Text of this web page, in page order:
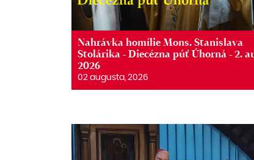
Nahrávka homílie Mons. Stanislava
Stolárika - Diecézna púť Úhorná - 2.
2026
02 augusta, 2026